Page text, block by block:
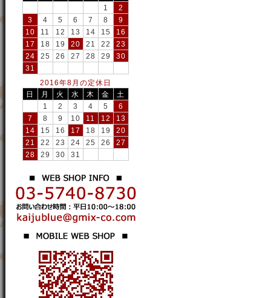
1
2
3
4 5 6 7 8
9
10
11 12 13 14 15
16
17
18 19 20 21 22
23
24
25 26 27 28 29
30
31
2016年8月の定休日
日
月 火 水 木 金
土
1
2 3 4 5
6
7
8 9 10 11 12
13
14
15 16 17 18 19
20
21
22 23 24 25 26
27
28
29 30 31